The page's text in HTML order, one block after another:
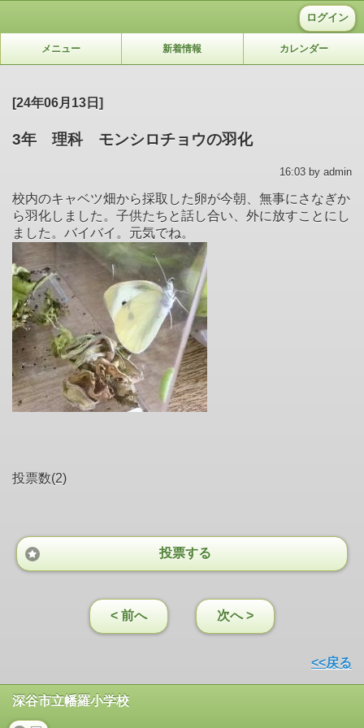
ログイン
メニュー 新着情報 カレンダー
[24年06月13日]
3年 理科 モンシロチョウの羽化
16:03 by admin
校内のキャベツ畑から採取した卵が今朝、無事にさなぎか
ら羽化しました。子供たちと話し合い、外に放すことにし
ました。バイバイ。元気でね。
投票数(2)
投票する
< 前へ 次へ >
<<戻る
深谷市立幡羅小学校